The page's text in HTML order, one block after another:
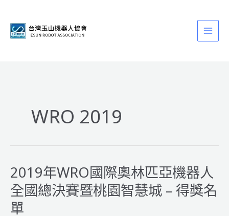
WRO 2019
2019年WRO國際奧林匹亞機器人
全國總決賽暨桃園智慧城 – 得獎名
單